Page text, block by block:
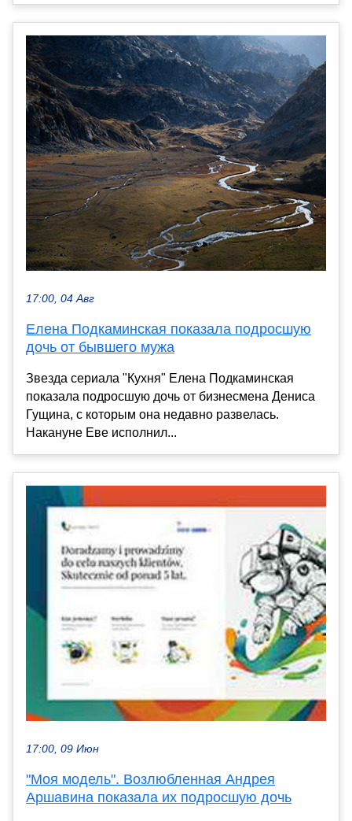
17:00, 04 Авг
Елена Подкаминская показала подросшую
дочь от бывшего мужа
Звезда сериала "Кухня" Елена Подкаминская
показала подросшую дочь от бизнесмена Дениса
Гущина, с которым она недавно развелась.
Накануне Еве исполнил...
17:00, 09 Июн
"Моя модель". Возлюбленная Андрея
Аршавина показала их подросшую дочь